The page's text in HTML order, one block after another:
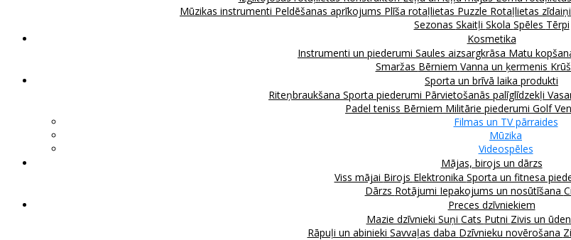
Mūzikas instrumenti Peldēšanas aprīkojums Plīša rotaļlietas Puzzle Rotaļlietas
Sezonas Skaitļi Skola Spēles Tērpi
Kosmetika
Instrumenti un piederumi Saules aizsargkrāsa Matu
Smaržas Bērniem Vanna un ķermenis
Sporta un brīvā laika produkti
Riteņbraukšana Sporta piederumi Pārvietošanās palīglīdzekļi
Padel teniss Bērniem Militārie piederumi Golf
Filmas un TV pārraides
Mūzika
Videospēles
Mājas, birojs un dārzs
Viss mājai Birojs Elektronika Sporta un fitnesa
Dārzs Rotājumi Iepakojums un nosūtīšana
Preces dzīvniekiem
Mazie dzīvnieki Suņi Cats Putni Zivis un
Rāpuļi un abinieki Savvaļas daba Dzīvnieku novērošana